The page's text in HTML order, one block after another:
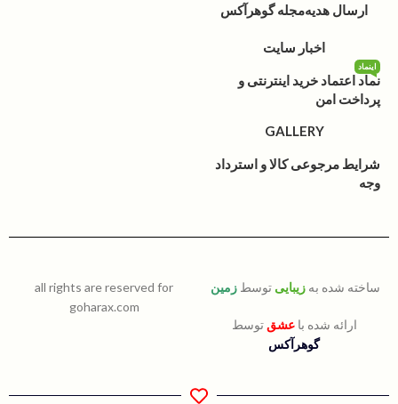
ارسال هدیهمجله گوهرآکس
اخبار سایت
نماد اعتماد خرید اینترنتی و
پرداخت امن
اینماد
GALLERY
شرایط مرجوعی کالا و استرداد
وجه
ساخته شده به زیبایی توسط زمین
ارائه شده باعشق توسط
گوهرآکس
all rights are reserved for
goharax.com